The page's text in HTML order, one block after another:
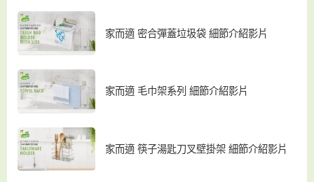
家而適 密合彈蓋垃圾袋 細節介紹影片
家而適 毛巾架系列 細節介紹影片
家而適 筷子湯匙刀叉壁掛架 細節介紹影片